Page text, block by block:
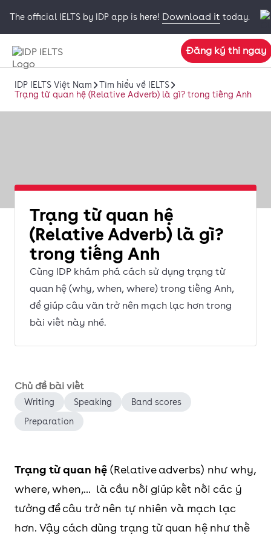
The official IELTS by IDP app is here! Download it today.
Đăng ký thi ngay
IDP IELTS Việt Nam
Tìm hiểu về IELTS
Trạng từ quan hệ (Relative Adverb) là gì? trong tiếng Anh
Trạng từ quan hệ
(Relative Adverb) là gì?
trong tiếng Anh
Cùng IDP khám phá cách sử dụng trạng từ
quan hệ (why, when, where) trong tiếng Anh,
để giúp câu văn trở nên mạch lạc hơn trong
bài viết này nhé.
Chủ đề bài viết
Writing Speaking
Band scores
Preparation
Trạng từ quan hệ (Relative adverbs) như why,
where, when,... là cầu nối giúp kết nối các ý
tưởng để câu trở nên tự nhiên và mạch lạc
hơn. Vậy cách dùng trạng từ quan hệ như thế